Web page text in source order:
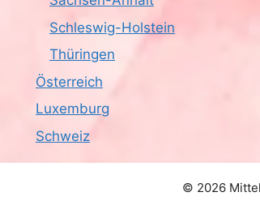
Schleswig-Holstein
Thüringen
Österreich
Luxemburg
Schweiz
© 2026